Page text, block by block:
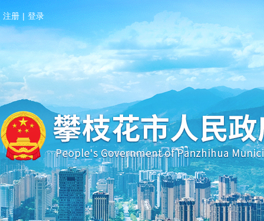
注册 | 登录